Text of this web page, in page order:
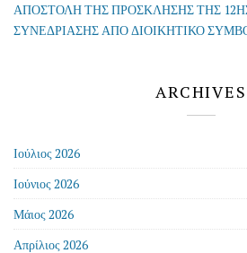
ΑΠΟΣΤΟΛΗ ΤΗΣ ΠΡΟΣΚΛΗΣΗΣ ΤΗΣ
ΣΥΝΕΔΡΙΑΣΗΣ ΑΠΟ ΔΙΟΙΚΗΤΙΚΟ
ARCHIVES
Ιούλιος 2026
Ιούνιος 2026
Μάιος 2026
Απρίλιος 2026